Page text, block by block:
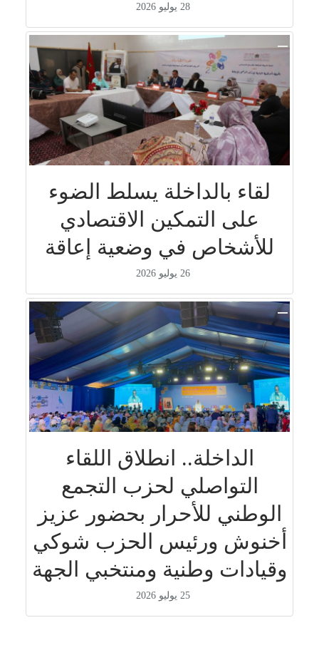
28 يوليو 2026
لقاء بالداخلة يسلط الضوء
على التمكين الاقتصادي
للأشخاص في وضعية إعاقة
26 يوليو 2026
الداخلة.. انطلاق اللقاء
التواصلي لحزب التجمع
الوطني للأحرار بحضور عزيز
أخنوش ورئيس الحزب شوكي
وقيادات وطنية ومنتخبي الجهة
25 يوليو 2026